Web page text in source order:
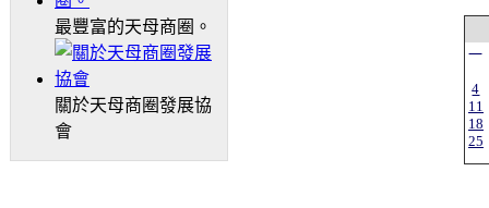
最豐富的天母商圈。
關於天母商圈發展協
會
一
4
11
18
25